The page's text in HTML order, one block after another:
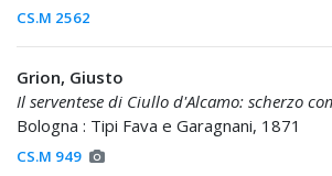
CS.M 2562
Grion, Giusto
Il serventese di Ciullo d'Alcamo: scherzo
Bologna : Tipi Fava e Garagnani, 1871
CS.M 949